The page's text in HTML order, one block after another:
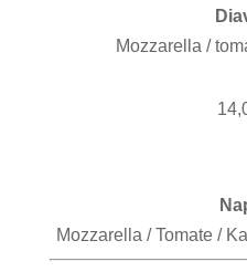
Mozzarella /
Mozzarella / Tomate /